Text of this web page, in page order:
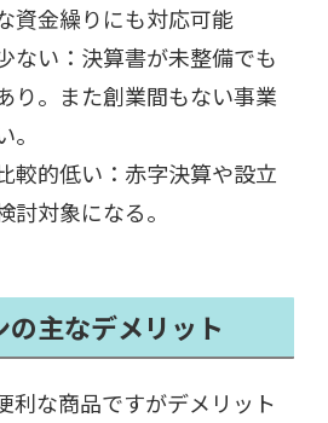
資金繰りにも対応可能
ない：決算書が未整備でも
り。また創業間もない事業
較的低い：赤字決算や設立
討対象になる。
の主なデメリット
利な商品ですがデメリット